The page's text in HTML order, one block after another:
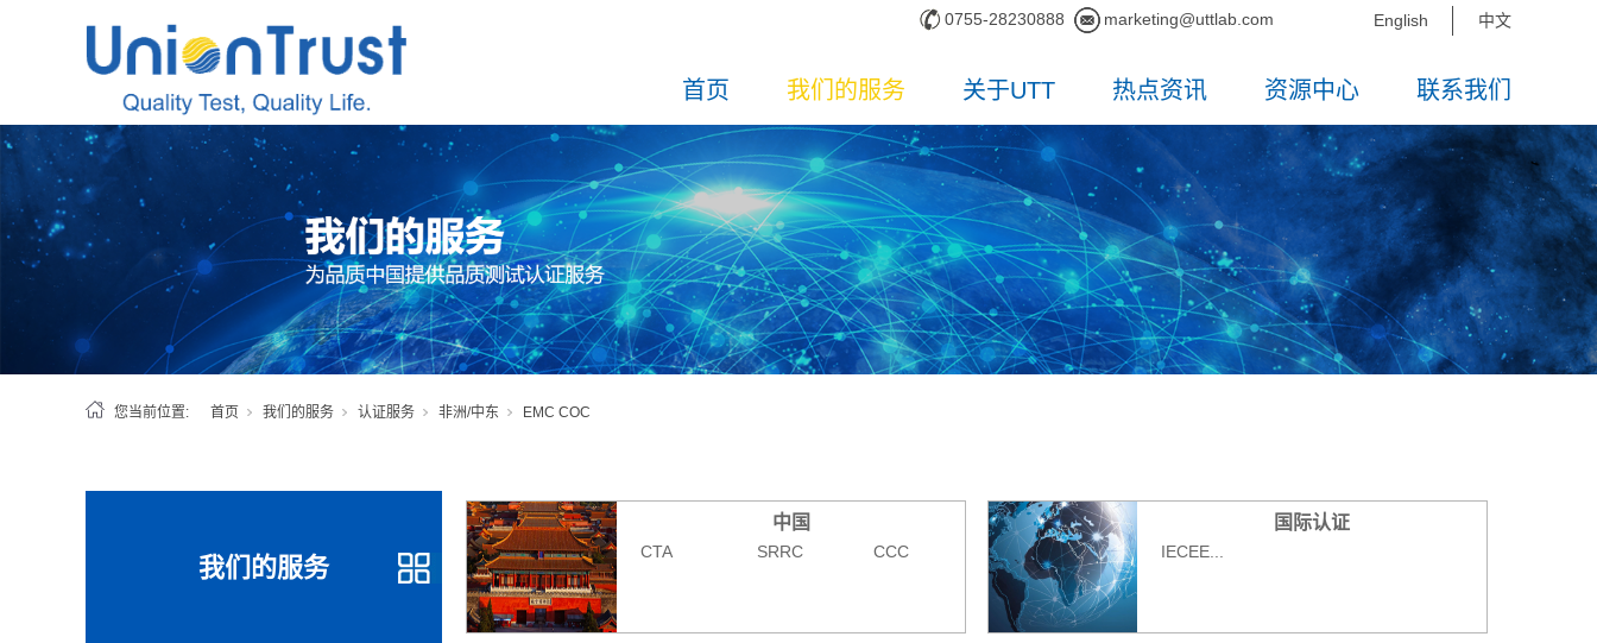
0755-28230888 marketing@uttlab.com English 中文
首页 我们的服务 关于UTT 热点资讯 资源中心 联系我们
您当前位置: 首页 我们的服务 认证服务 非洲/中东 EMC COC
我们的服务
中国
CTA SRRC CCC
国际认证
IECEE...